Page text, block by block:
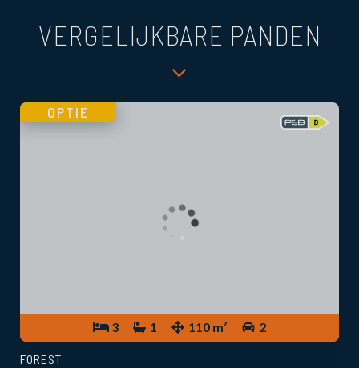
VERGELIJKBARE PANDEN
3 1 110 m² 2
OPTIE
FOREST